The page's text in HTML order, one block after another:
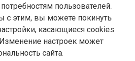
пользователей.
с этим, вы можете покинуть
касающиеся cookies
настроек может
сайта.